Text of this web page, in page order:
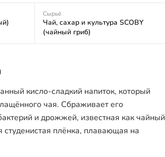
Сырьё
Чай, сахар и культура SCOBY
(чайный гриб)
кисло-сладкий напиток, который
чая. Сбраживает его
и дрожжей, известная как чайный
студенистая плёнка, плавающая на